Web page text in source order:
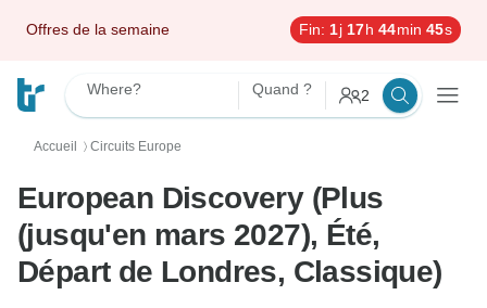
Offres de la semaine Fin: 1j 17h 44min 44s
Where? Quand ? 2
Accueil 〉 Circuits Europe
European Discovery (Plus
(jusqu'en mars 2027), Été,
Départ de Londres, Classique)